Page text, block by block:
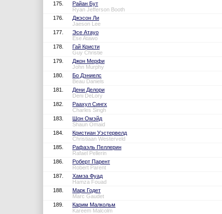
175.
Райан Бут
Ryan Jefferson Booth
176.
Джэсон Ли
Jaeson Lee
177.
Эсе Атауо
Ese Atawo
178.
Гай Кристи
Guy Christie
179.
Джон Мерфи
John Murphy
180.
Бо Дэниелс
Beau Daniels
181.
Дени Делори
Deni DeLory
182.
Раахул Сингх
Charles Singh
183.
Шон Омэйд
Shaun Omaid
184.
Кристиан Уэстервелд
Christiaan Westerveld
185.
Рафаэль Пеллерин
Rafael Pellerin
186.
Роберт Парент
Robert Parent
187.
Хамза Фуад
Hamza Fouad
188.
Марк Годет
Marc Gaudet
189.
Карим Малкольм
Kareem Malcolm